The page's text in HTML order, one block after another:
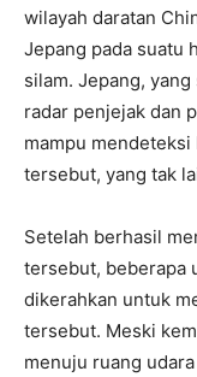
wilayah daratan
Jepang pada suatu
silam. Jepang,
radar penjejak dan
mampu
tersebut, yang tak
Setelah berhasil
tersebut, beberapa
dikerahkan untuk
tersebut. Meski
menuju ruang